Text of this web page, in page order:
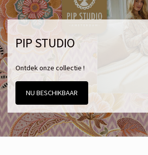
PIP STUDIO
Ontdek onze collectie !
NU BESCHIKBAAR